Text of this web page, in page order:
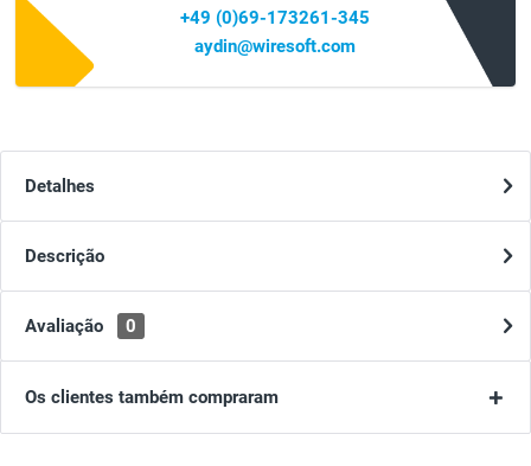
+49 (0)69-173261-345
aydin@wiresoft.com
Detalhes
Descrição
Avaliação 0
Os clientes também compraram